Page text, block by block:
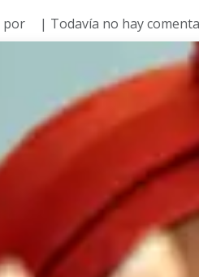
por | Todavía no hay